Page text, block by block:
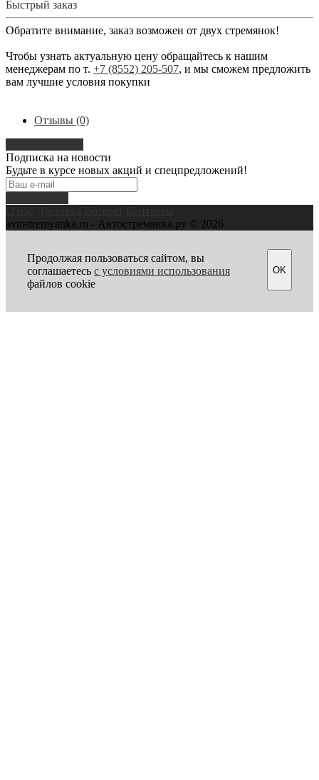
Быстрый заказ
Обратите внимание, заказ возможен от двух стремянок!
Чтобы узнать актуальную цену обращайтесь к нашим
менеджерам по т. +7 (8552) 205-507, и мы сможем предложить
вам лучшие условия покупки
Отзывы (0)
Подписка на новости
Будьте в курсе новых акций и спецпредложений!
avtostremyanka.ru - Автостремянка.ру © 2026
Продолжая пользоваться сайтом, вы
соглашаетесь с условиями использования
файлов cookie
OK